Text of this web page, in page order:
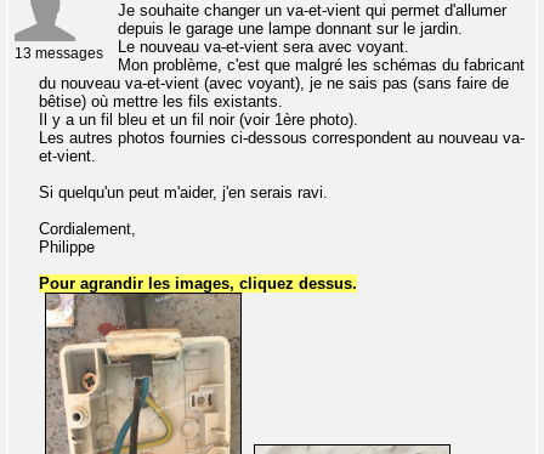
13 messages
Je souhaite changer un va-et-vient qui permet d'allumer
depuis le garage une lampe donnant sur le jardin.
Le nouveau va-et-vient sera avec voyant.
Mon problème, c'est que malgré les schémas du fabricant
du nouveau va-et-vient (avec voyant), je ne sais pas (sans faire de
bêtise) où mettre les fils existants.
Il y a un fil bleu et un fil noir (voir 1ère photo).
Les autres photos fournies ci-dessous correspondent au nouveau va-
et-vient.
Si quelqu'un peut m'aider, j'en serais ravi.
Cordialement,
Philippe
Pour agrandir les images, cliquez dessus.